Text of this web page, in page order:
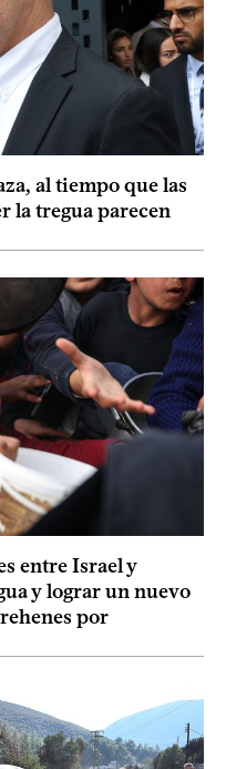
al tiempo que las
la tregua parecen
entre Israel y
y lograr un nuevo
por